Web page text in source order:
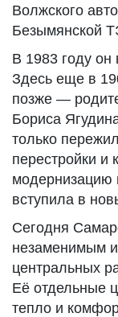
Волжского
Безымянской
В 1983 году
Здесь еще в
позже —
Бориса
только
перестройки и
модернизацию
вступила в
Сегодня
незаменимым
центральных
Её отдельные
тепло и